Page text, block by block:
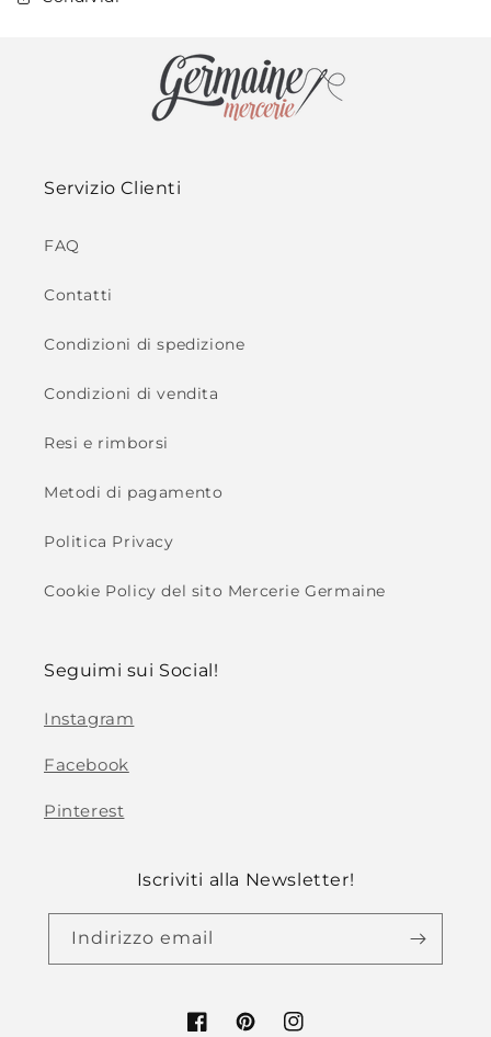
Servizio Clienti
FAQ
Contatti
Condizioni di spedizione
Condizioni di vendita
Resi e rimborsi
Metodi di pagamento
Politica Privacy
Cookie Policy del sito Mercerie Germaine
Seguimi sui Social!
Instagram
Facebook
Pinterest
Iscriviti alla Newsletter!
Indirizzo email